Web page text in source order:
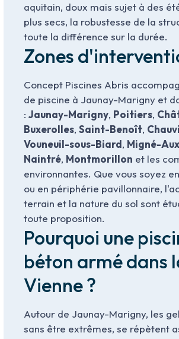
aquitain, doux mais sujet à des
plus secs, la robustesse de la
toute la différence sur la durée.
Zones
Concept Piscines Abris
de piscine à Jaunay-Marigny et
: Jaunay-Marigny, Poitiers,
Buxerolles, Saint-Benoît,
Vouneuil-sous-Biard, Migné-
Naintré, Montmorillon et les
environnantes. Que vous soyez
ou en périphérie pavillonnaire,
terrain et la nature du sol sont
toute proposition.
Pourquoi une
béton armé dans
Vienne ?
Autour de Jaunay-Marigny, les
sans être extrêmes, se répètent